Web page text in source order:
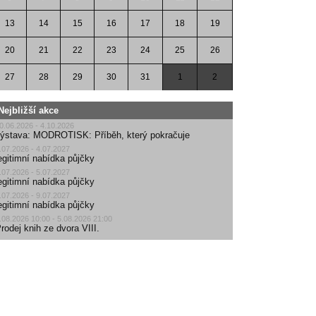
13 14 15 16 17 18 19
20 21 22 23 24 25 26
27 28 29 30 31 1 2
Nejbližší akce
- 4.10.2026
MODROTISK: Příběh, který pokračuje
- 4.07.2027
nabídka půjčky
- 5.07.2027
nabídka půjčky
- 9.07.2027
nabídka půjčky
10:00 - 5.08.2026 21:00
knih ze dvora VIII.